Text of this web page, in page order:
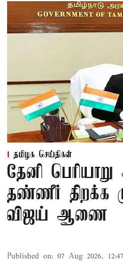
தமிழக செய்திகள்
தேனி
தண்ணீர் திறக்க
விஜய் ஆணை
Published on: 07 Aug 2026,